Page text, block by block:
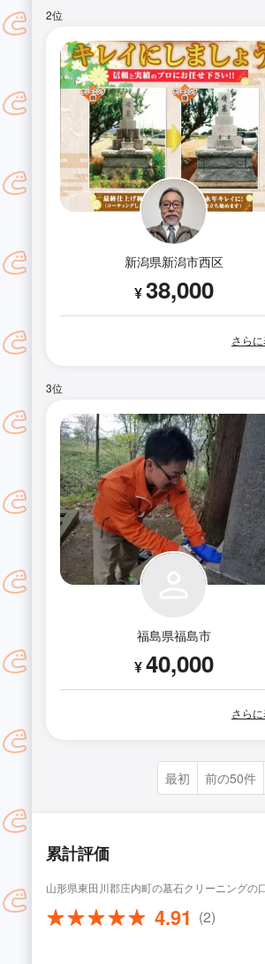
2位
新潟県新潟市西区
¥38,000
さら
3位
福島県福島市
¥40,000
さら
最初 前の50件
累計評価
山形県東田川郡庄内町の墓石クリーニングの
4.91 (2)